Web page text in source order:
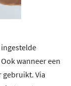
wanneer een
gebruikt. Via